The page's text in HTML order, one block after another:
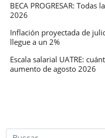
BECA PROGRESAR:
2026
Inflación proyectada de
llegue a un 2%
Escala salarial UATRE:
aumento de agosto 2026